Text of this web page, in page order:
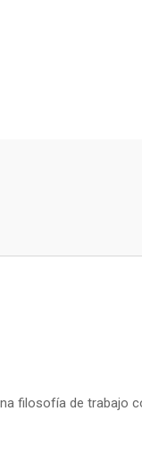
filosofía de trabajo